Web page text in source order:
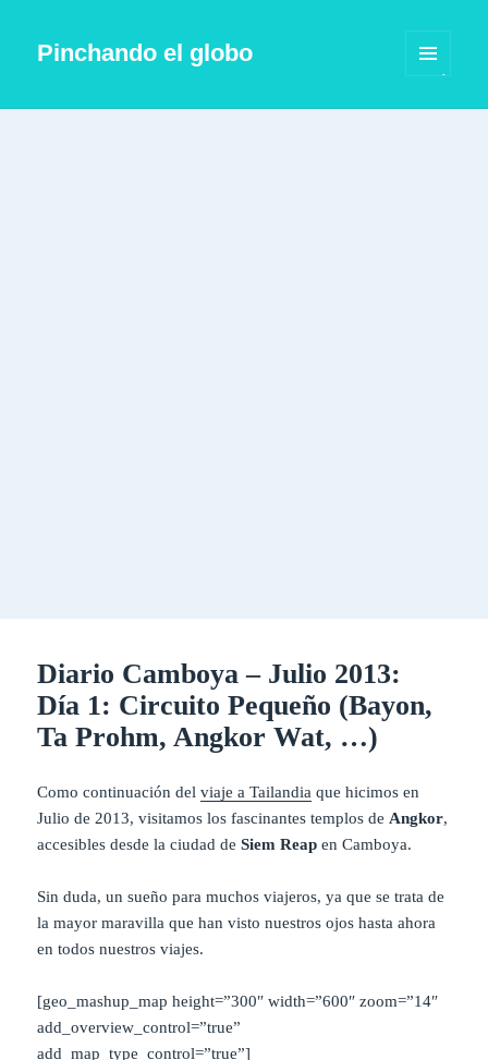
Pinchando el globo
WIDGETS
Diario Camboya – Julio 2013:
Día 1: Circuito Pequeño (Bayon,
Ta Prohm, Angkor Wat, …)
Como continuación delviaje a Tailandia que hicimos en
Julio de 2013, visitamos los fascinantes templos de Angkor,
accesibles desde la ciudad deSiem Reap en Camboya.
Sin duda, un sueño para muchos viajeros, ya que se trata de
la mayor maravilla que han visto nuestros ojos hasta ahora
en todos nuestros viajes.
[geo_mashup_map height=”300″ width=”600″ zoom=”14″
add_overview_control=”true”
add_map_type_control=”true”]